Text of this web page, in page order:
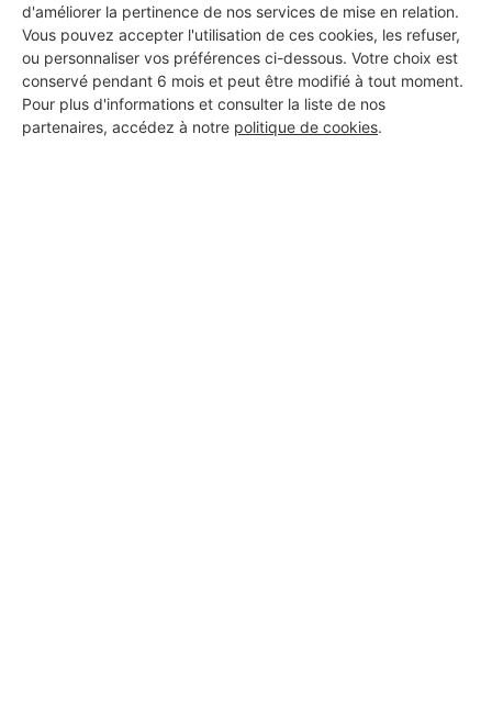
d'améliorer la pertinence de nos services de mise en relation.
Vous pouvez accepter l'utilisation de ces cookies, les refuser,
ou personnaliser vos préférences ci-dessous. Votre choix est
conservé pendant 6 mois et peut être modifié à tout moment.
Pour plus d'informations et consulter la liste de nos
partenaires, accédez à notre politique de cookies.
Voir sa fiche